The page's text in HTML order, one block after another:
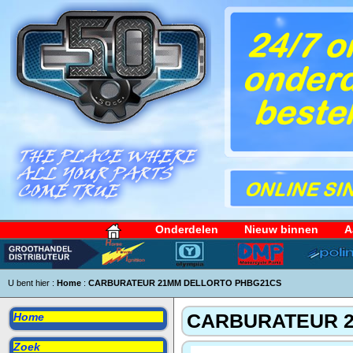
Onderdelen Nieuw binnen
U bent hier : Home : CARBURATEUR 21MM DELLORTO PHBG21CS
Home
Zoek
CARBURATEUR